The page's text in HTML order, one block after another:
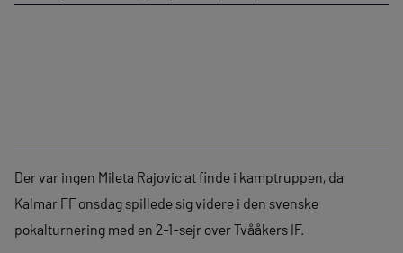
Der var ingen Mileta Rajovic at finde i kamptruppen, da
Kalmar FF onsdag spillede sig videre i den svenske
pokalturnering med en 2-1-sejr over Tvååkers IF.